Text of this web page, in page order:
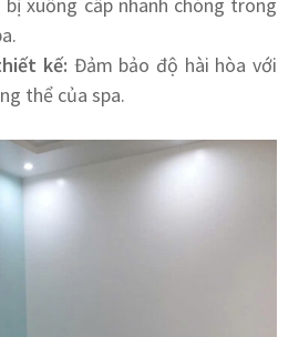
kế: Đảm bảo độ hài hòa với
thể của spa.